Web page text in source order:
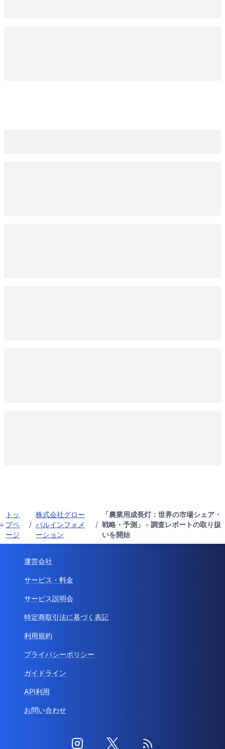
トッ
プペ
ージ
/
株式会社グロー
バルインフォメ
ーション
/
「農業用成長灯：世界の市場シェア・
戦略・予測」 - 調査レポートの取り扱
いを開始
運営会社
サービス・料金
サービス説明会
特定商取引法に基づく表記
利用規約
プライバシーポリシー
ガイドライン
API利用
お問い合わせ